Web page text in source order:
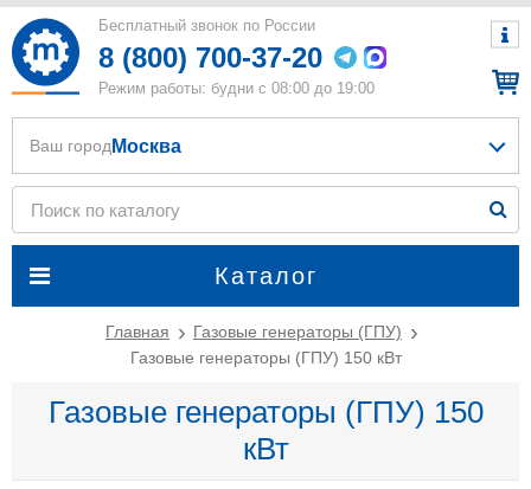
Бесплатный звонок по России
8 (800) 700-37-20
Режим работы: будни с 08:00 до 19:00
Каталог
Ваш город Москва
Главная
Газовые генераторы (ГПУ)
Газовые генераторы (ГПУ) 150 кВт
Газовые генераторы (ГПУ) 150
кВт